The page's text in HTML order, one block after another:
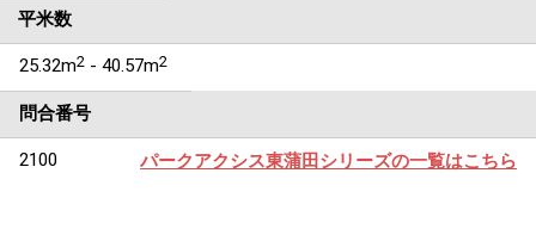
平米数
25.32m2 - 40.57m2
問合番号
2100 パークアクシス東蒲田シリーズの一覧はこちら